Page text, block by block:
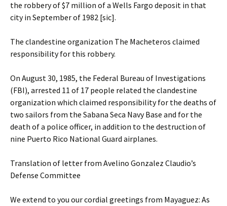
the robbery of $7 million of a Wells Fargo deposit in that
city in September of 1982 [sic].
The clandestine organization The Macheteros claimed
responsibility for this robbery.
On August 30, 1985, the Federal Bureau of Investigations
(FBI), arrested 11 of 17 people related the clandestine
organization which claimed responsibility for the deaths of
two sailors from the Sabana Seca Navy Base and for the
death of a police officer, in addition to the destruction of
nine Puerto Rico National Guard airplanes.
Translation of letter from Avelino Gonzalez Claudio’s
Defense Committee
We extend to you our cordial greetings from Mayaguez: As